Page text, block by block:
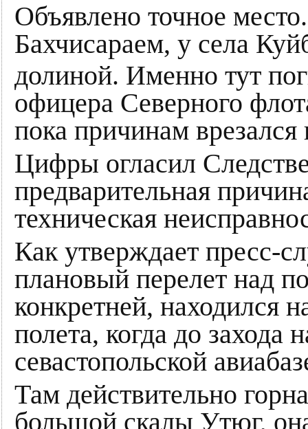
Объявлено точное
Бахчисараем, у села
долиной. Именно тут
офицера Северного
пока причинам врезался
Цифры огласил
предварительная
техническая
Как утверждает пресс-
плановый перелет над
конкретней, находился
полета, когда до
севастопольской
Там действительно
большой скалы Утюг,